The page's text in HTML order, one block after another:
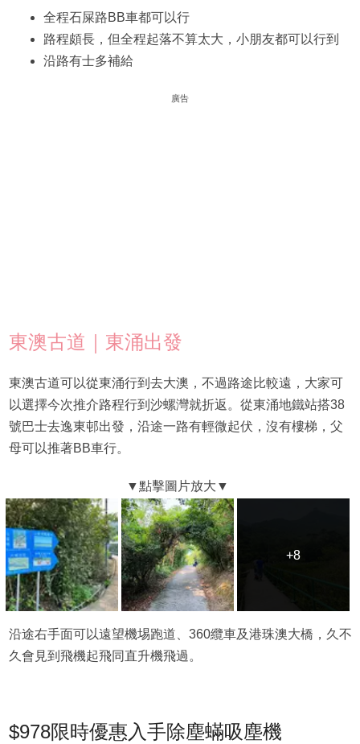
全程石屎路BB車都可以行
路程頗長，但全程起落不算太大，小朋友都可以行到
沿路有士多補給
廣告
東澳古道｜東涌出發
東澳古道可以從東涌行到去大澳，不過路途比較遠，大家可
以選擇今次推介路程行到沙螺灣就折返。從東涌地鐵站搭38
號巴士去逸東邨出發，沿途一路有輕微起伏，沒有樓梯，父
母可以推著BB車行。
+8
+8
沿途右手面可以遠望機埸跑道、360纜車及港珠澳大橋，久不
久會見到飛機起飛同直升機飛過。
$978限時優惠入手除塵蟎吸塵機